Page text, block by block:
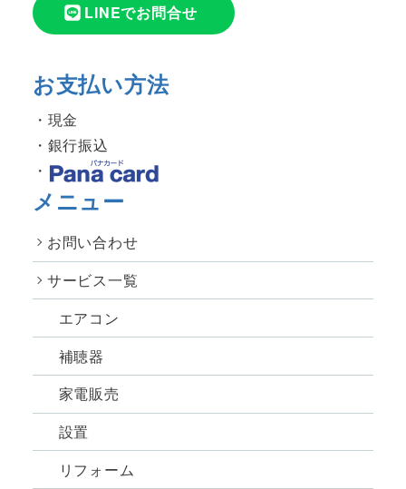
LINEでお問合せ
お支払い方法
現金
銀行振込
メニュー
お問い合わせ
サービス一覧
エアコン
補聴器
家電販売
設置
リフォーム